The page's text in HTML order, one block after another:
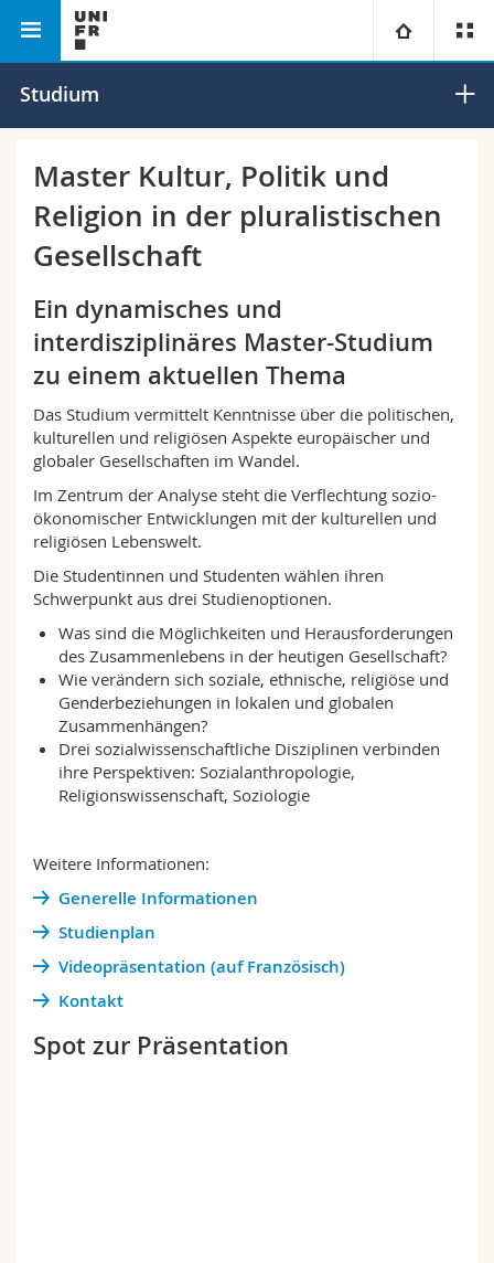
Universität
Campus
Forschung
Universität
Weiterbildung
Theologische Fak.
Rechtswissenschaftliche Fak.
Wirtschafts- und Sozialwissenschaftliche Fak.
Philosophische Fak.
Fak. für Erziehungs- und Bildungswissenschaften
Math.-Nat. und Med. Fak.
Interfakultär
Informationen für
Studieninteressierte
Studierende
Medien
Forschende
Mitarbeitende
Doktorierende
Ressourcen
Personenverzeichnis
Bibliotheken
Webmail
Vorlesungsverzeichnis
MyUnifr
Philosophische
Studium
Master Kultur, Politik und
Religion in der pluralistischen
Gesellschaft
Ein dynamisches und
interdisziplinäres Master-Studium
zu einem aktuellen Thema
Das Studium vermittelt Kenntnisse über die politischen,
kulturellen und religiösen Aspekte europäischer und
globaler Gesellschaften im Wandel.
Im Zentrum der Analyse steht die Verflechtung sozio-
ökonomischer Entwicklungen mit der kulturellen und
religiösen Lebenswelt.
Die Studentinnen und Studenten wählen ihren
Schwerpunkt aus drei Studienoptionen.
Was sind die Möglichkeiten und Herausforderungen
des Zusammenlebens in der heutigen Gesellschaft?
Wie verändern sich soziale, ethnische, religiöse und
Genderbeziehungen in lokalen und globalen
Zusammenhängen?
Drei sozialwissenschaftliche Disziplinen verbinden
ihre Perspektiven: Sozialanthropologie,
Religionswissenschaft, Soziologie
Weitere Informationen:
Generelle Informationen
Studienplan
Videopräsentation (auf Französisch)
Kontakt
Spot zur Präsentation